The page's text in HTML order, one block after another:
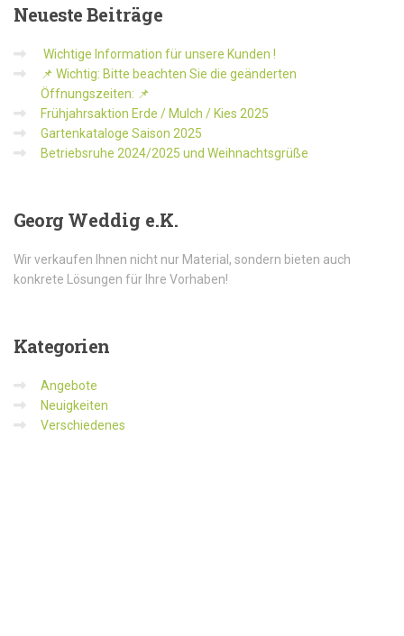
NeuesteBeiträge
Wichtige Information für unsere Kunden !
📌 Wichtig: Bitte beachten Sie die geänderten
Öffnungszeiten: 📌
Frühjahrsaktion Erde / Mulch / Kies 2025
Gartenkataloge Saison 2025
Betriebsruhe 2024/2025 und Weihnachtsgrüße
Georg Weddig e.K.
Wir verkaufen Ihnen nicht nur Material, sondern bieten auch
konkrete Lösungen für Ihre Vorhaben!
Kategorien
Angebote
Neuigkeiten
Verschiedenes